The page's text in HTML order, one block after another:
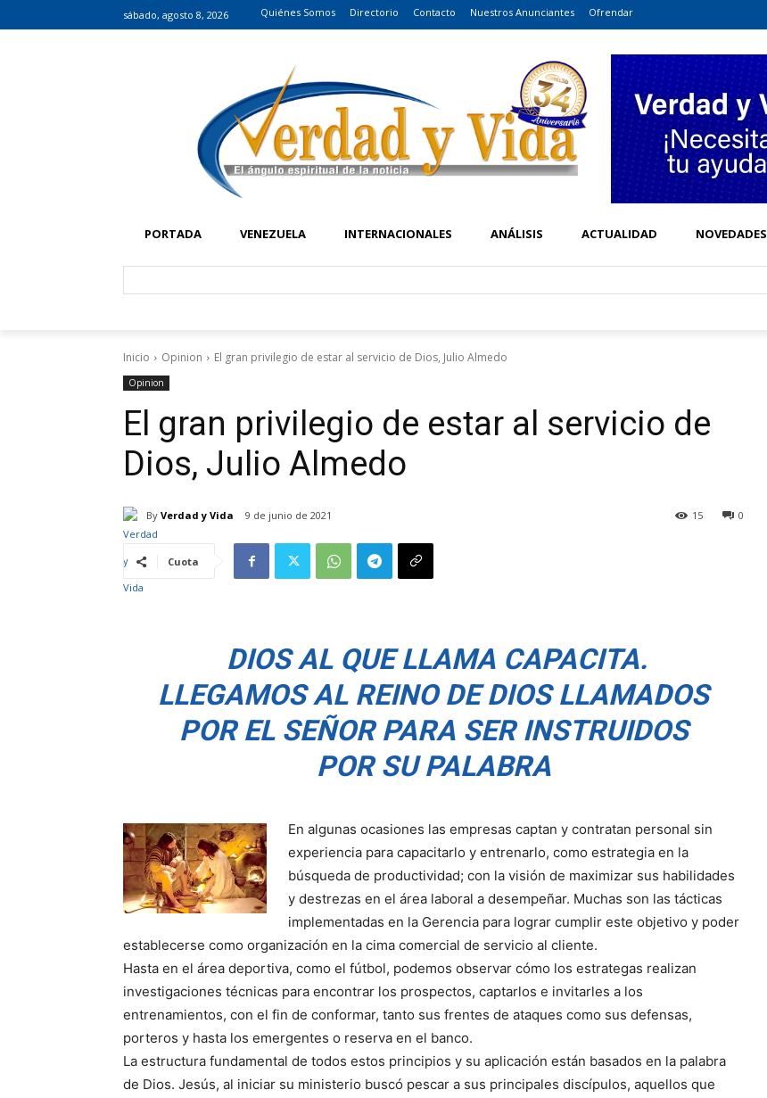
sábado, agosto 8, 2026 Quiénes Somos Directorio Contacto Nuestros Anunciantes Ofrendar
PORTADA VENEZUELA INTERNACIONALES ANÁLISIS ACTUALIDAD NOVEDADES
Inicio Opinion El gran privilegio de estar al servicio de Dios, Julio Almedo
Opinion
El gran privilegio de estar al servicio de
Dios, Julio Almedo
By Verdad y Vida 9 de junio de 2021 0
15
Cuota
DIOS AL QUE LLAMA CAPACITA.
LLEGAMOS AL REINO DE DIOS LLAMADOS
POR EL SEÑOR PARA SER INSTRUIDOS
POR SU PALABRA
En algunas ocasiones las empresas captan y contratan personal sin
experiencia para capacitarlo y entrenarlo, como estrategia en la
búsqueda de productividad; con la visión de maximizar sus habilidades
y destrezas en el área laboral a desempeñar. Muchas son las tácticas
implementadas en la Gerencia para lograr cumplir este objetivo y poder
establecerse como organización en la cima comercial de servicio al cliente.
Hasta en el área deportiva, como el fútbol, podemos observar cómo los estrategas realizan
investigaciones técnicas para encontrar los prospectos, captarlos e invitarles a los
entrenamientos, con el fin de conformar, tanto sus frentes de ataques como sus defensas,
porteros y hasta los emergentes o reserva en el banco.
La estructura fundamental de todos estos principios y su aplicación están basados en la palabra
de Dios. Jesús, al iniciar su ministerio buscó pescar a sus principales discípulos, aquellos que